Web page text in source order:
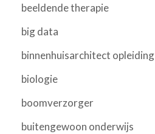
beeldende therapie
big data
binnenhuisarchitect opleiding
biologie
boomverzorger
buitengewoon onderwijs